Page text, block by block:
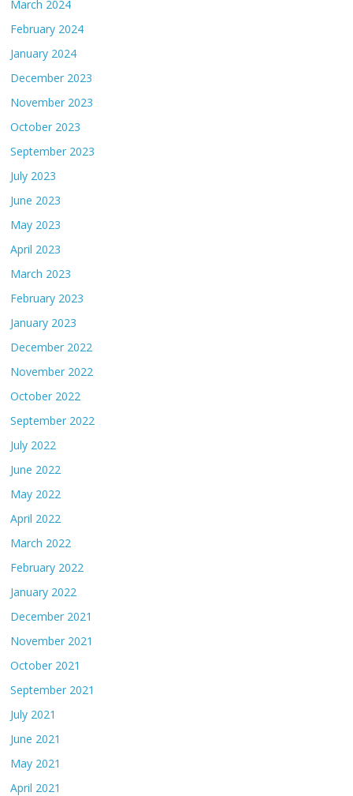
March 2024
February 2024
January 2024
December 2023
November 2023
October 2023
September 2023
July 2023
June 2023
May 2023
April 2023
March 2023
February 2023
January 2023
December 2022
November 2022
October 2022
September 2022
July 2022
June 2022
May 2022
April 2022
March 2022
February 2022
January 2022
December 2021
November 2021
October 2021
September 2021
July 2021
June 2021
May 2021
April 2021